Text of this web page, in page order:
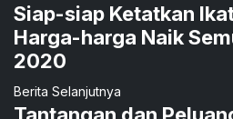
Siap-siap Ketatkan
Harga-harga Naik
2020
Berita Selanjutnya
Tantangan dan